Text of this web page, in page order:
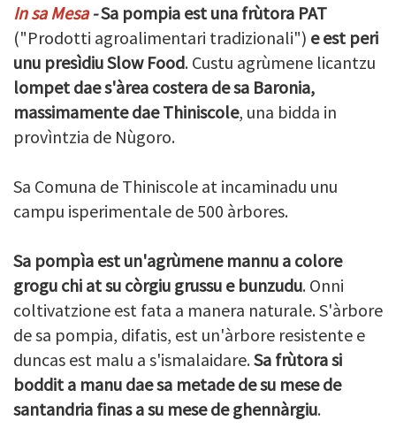
In sa Mesa-Sa pompia est una frùtora PAT
("Prodotti agroalimentari tradizionali") e est peri
unu presìdiu Slow Food. Custu agrùmene licantzu
lompet dae s'àrea costera de sa Baronia,
massimamente dae Thiniscole, una bidda in
provìntzia de Nùgoro.
Sa Comuna de Thiniscole at incaminadu unu
campu isperimentale de 500 àrbores.
Sa pompìa est un'agrùmene mannu a colore
grogu chi at su còrgiu grussu e bunzudu. Onni
coltivatzione est fata a manera naturale. S'àrbore
de sa pompia, difatis, est un'àrbore resistente e
duncas est malu a s'ismalaidare.Sa frùtora si
boddit a manu dae sa metade de su mese de
santandria finas a su mese de ghennàrgiu.